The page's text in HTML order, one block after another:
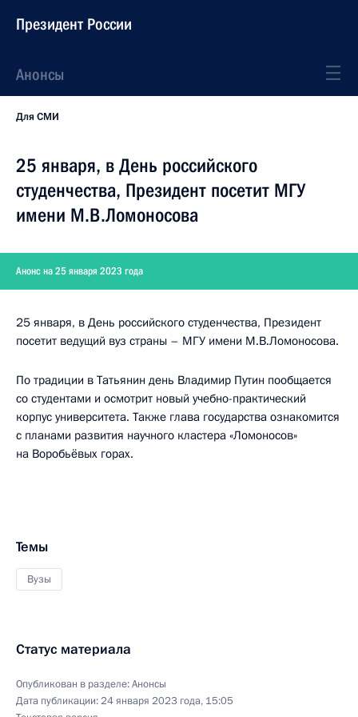
Президент России
Анонсы
Для СМИ
25 января, в День российского
студенчества, Президент посетит МГУ
имени М.В.Ломоносова
Анонс на 25 января 2023 года
25 января, в День российского студенчества, Президент
посетит ведущий вуз страны – МГУ имени М.В.Ломоносова.
По традиции в Татьянин день Владимир Путин пообщается
со студентами и осмотрит новый учебно-практический
корпус университета. Также глава государства ознакомится
с планами развития научного кластера «Ломоносов»
на Воробьёвых горах.
Темы
Вузы
Статус материала
Опубликован в разделе:Анонсы
Дата публикации:24 января 2023 года, 15:05